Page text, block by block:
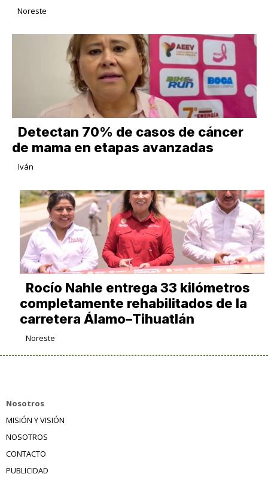
Noreste
Detectan 70% de casos de cáncer
de mama en etapas avanzadas
Iván
Rocío Nahle entrega 33 kilómetros
completamente rehabilitados de la
carretera Álamo–Tihuatlán
Noreste
Nosotros
MISIÓN Y VISIÓN
NOSOTROS
CONTACTO
PUBLICIDAD